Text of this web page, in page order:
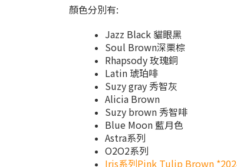
顏色分別有:
Jazz Black 貓眼黑
Soul Brown深栗棕
Rhapsody 玫瑰銅
Latin 琥珀啡
Suzy gray 秀智灰
Alicia Brown
Suzy brown 秀智啡
Blue Moon 藍月色
Astra系列
O2O2系列
Iris系列Pink Tulip Brown